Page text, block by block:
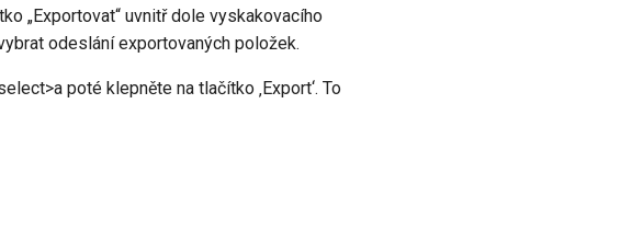
„Exportovat“ uvnitř dole vyskakovacího
odeslání exportovaných položek.
poté klepněte na tlačítko ‚Export‘. To